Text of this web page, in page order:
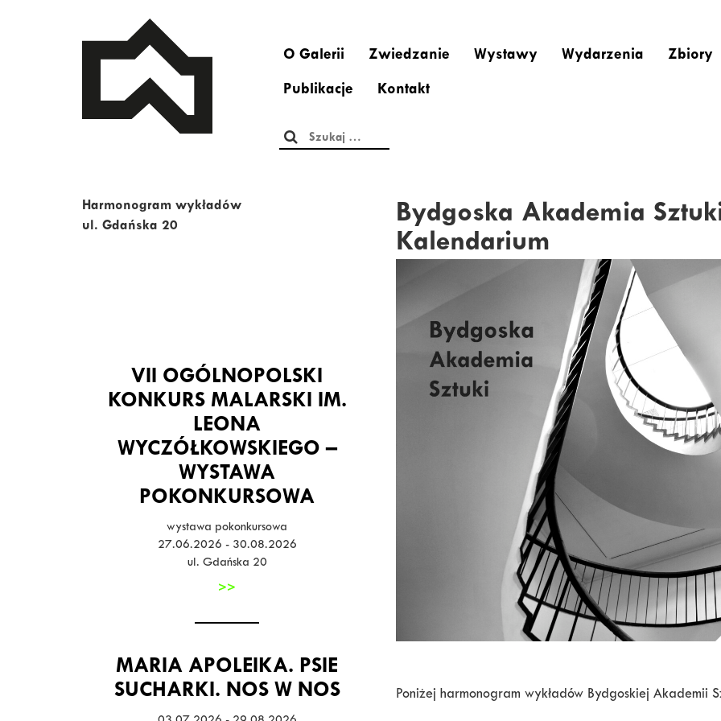
O Galerii Zwiedzanie Wystawy Wydarzenia Zbiory
Publikacje Kontakt
Szukaj:
Harmonogram wykładów
ul. Gdańska 20
VII OGÓLNOPOLSKI
KONKURS MALARSKI IM.
LEONA
WYCZÓŁKOWSKIEGO –
WYSTAWA
POKONKURSOWA
wystawa pokonkursowa
27.06.2026 - 30.08.2026
ul. Gdańska 20
>>
MARIA APOLEIKA. PSIE
SUCHARKI. NOS W NOS
Bydgoska Akademia
Kalendarium
Poniżej harmonogram wykładów Bydgoskiej Akademii